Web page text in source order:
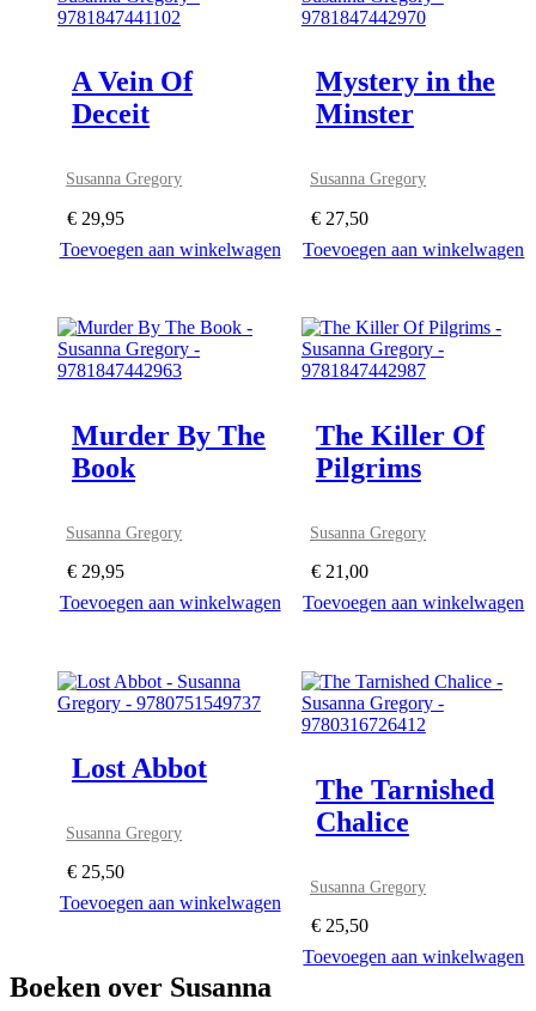
A Vein Of
Deceit
Susanna Gregory
€ 29,95
Toevoegen aan winkelwagen
Mystery in the
Minster
Susanna Gregory
€27,50
Toevoegen aan winkelwagen
Murder By The
Book
Susanna Gregory
€ 29,95
Toevoegen aan winkelwagen
The Killer Of
Pilgrims
Susanna Gregory
€21,00
Toevoegen aan winkelwagen
Lost Abbot
Susanna Gregory
€ 25,50
Toevoegen aan winkelwagen
The Tarnished
Chalice
Susanna Gregory
€25,50
Toevoegen aan winkelwagen
Boeken over Susanna